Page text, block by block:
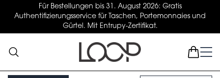
Für Bestellungen bis 31. August 2026: Gratis
Authentifizierungsservice für Taschen, Portemonnaies und
Gürtel. Mit Entrupy-Zertifikat.